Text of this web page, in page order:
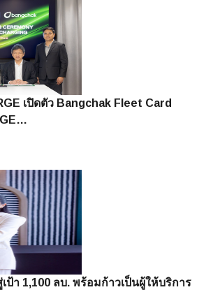
เปิดตัว Bangchak Fleet Card
ป้า 1,100 ลบ. พร้อมก้าวเป็นผู้ให้บริการ